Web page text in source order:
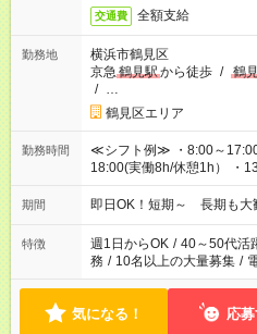
交通費 全額支給
勤務地
横浜市鶴見区
京急 鶴見駅から徒歩 / 鶴
/ …
鶴見区エリア
勤務時間
≪シフト例≫ ・8:00～
18:00(実働8h/休憩1h） ・
期間 即日OK！短期～ 長期も大
特徴 週1日からOK / 40～50代活
務 / 10名以上の大量募集 /
気になる！ 応